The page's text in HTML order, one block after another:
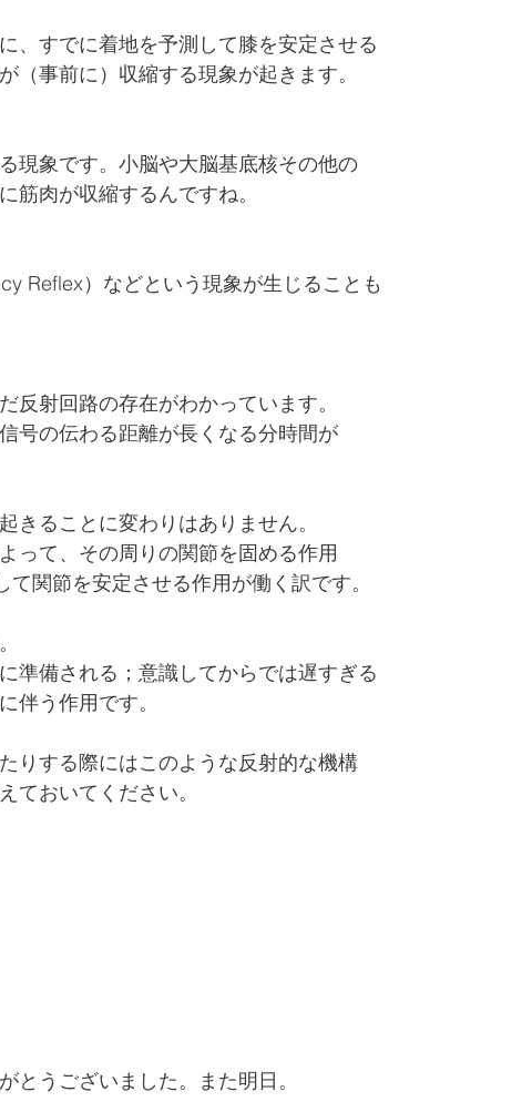
、すでに着地を予測して膝を安定させる
（事前に）収縮する現象が起きます。
現象です。小脳や大脳基底核その他の
筋肉が収縮するんですね。
Reflex）などという現象が生じることも
反射回路の存在がわかっています。
号の伝わる距離が長くなる分時間が
きることに変わりはありません。
って、その周りの関節を固める作用
て関節を安定させる作用が働く訳です。
準備される；意識してからでは遅すぎる
伴う作用です。
りする際にはこのような反射的な機構
ておいてください。
とうございました。また明日。